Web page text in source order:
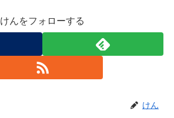
けんをフォローする
けん